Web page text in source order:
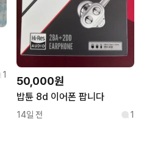
1
50,000원
밥튠 8d 이어폰 팝니다
14일 전 1